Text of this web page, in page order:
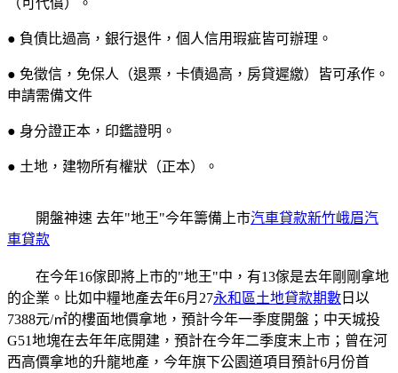
● 負債比過高，銀行退件，個人信用瑕疵皆可辦理。
● 免徵信，免保人（退票，卡債過高，房貸遲繳）皆可承作。
申請需備文件
● 身分證正本，印鑑證明。
● 土地，建物所有權狀（正本）。
開盤神速 去年"地王"今年籌備上市汽車貸款新竹峨眉汽
車貸款
在今年16傢即將上市的"地王"中，有13傢是去年剛剛拿地
的企業。比如中糧地產去年6月27永和區土地貸款期數 日以
7388元/㎡的樓面地價拿地，預計今年一季度開盤；中天城投
G51地塊在去年年底開建，預計在今年二季度末上市；曾在河
西高價拿地的升龍地產，今年旗下公園道項目預計6月份首